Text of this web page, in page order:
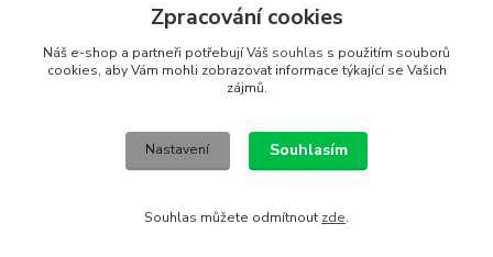
Stanislav Fuks
605 703 535
Po-Čt 7.00 - 16.00 hod. Pá 7.00 - 12.00 hod.
Zpracování cookies
Náš e-shop a partneři potřebují Váš souhlas s použitím souborů
cookies, aby Vám mohli zobrazovat informace týkající se Vašich
zájmů.
Nastavení Souhlasím
Souhlas můžete odmítnout zde.